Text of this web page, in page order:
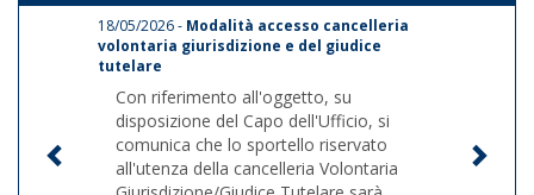
18/05/2026 - Modalità accesso cancelleria
volontaria giurisdizione e del giudice
tutelare
Con riferimento all'oggetto, su
disposizione del Capo dell'Ufficio, si
comunica che lo sportello riservato
all'utenza della cancelleria Volontaria